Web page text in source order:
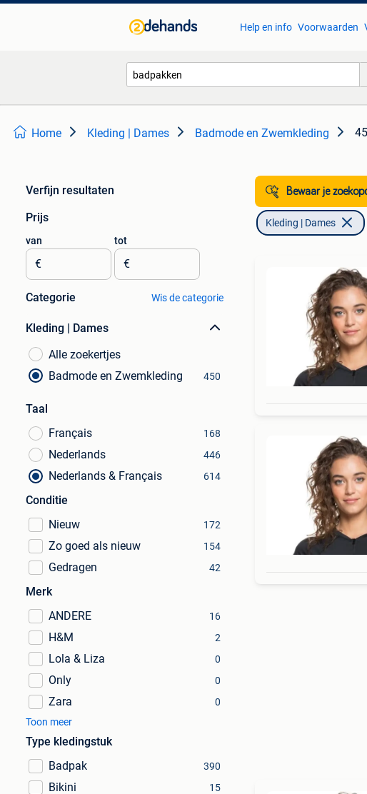
Help en info Voorwaarden
Home Kleding | Dames Badmode en Zwemkleding
Verfijn resultaten
Prijs
van
€
tot
€
Categorie Wis de categorie
Kleding | Dames
Alle zoekertjes
Badmode en Zwemkleding
450
Taal
Français
168
Nederlands 446
Nederlands & Français 614
Conditie
Nieuw
172
Zo goed als nieuw 154
Gedragen 42
Merk
ANDERE
16
H&M 2
Lola & Liza 0
Only 0
Zara
0
Toon meer
Type kledingstuk
Badpak
390
Bikini 15
Bewaar je
Kleding | Dames